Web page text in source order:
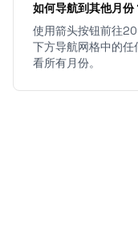
如何导航到其他月份
使用箭头按钮前往
下方导航网格中的
看所有月份。